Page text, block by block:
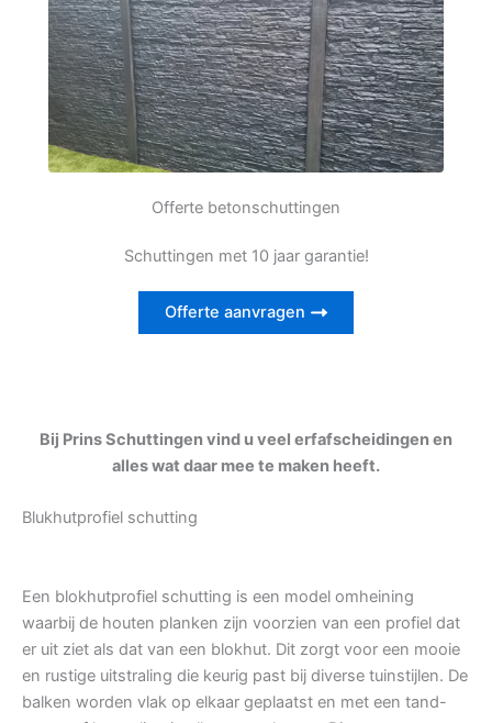
Offerte betonschuttingen
Schuttingen met 10 jaar garantie!
Offerte aanvragen
Bij Prins Schuttingen vind u veel erfafscheidingen en
alles wat daar mee te maken heeft.
Blukhutprofiel schutting
Een blokhutprofiel schutting is een model omheining
waarbij de houten planken zijn voorzien van een profiel dat
er uit ziet als dat van een blokhut. Dit zorgt voor een mooie
en rustige uitstraling die keurig past bij diverse tuinstijlen. De
balken worden vlak op elkaar geplaatst en met een tand-